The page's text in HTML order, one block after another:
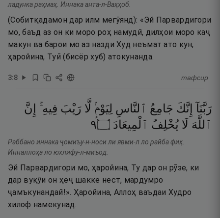
ладунка раҳмаҳ. Иннака анта-л-Ваҳҳоб.
(Собитқадамон дар илм мегӯянд): «Эй Парвардигори
мо, баъд аз он ки моро роҳ намудӣ, дилҳои моро каҷ
макун ва барои мо аз назди Худ неъмат ато кун,
ҳаройина, Туӣ (бисёр хуб) атокунанда.
3:8 тафсир
رَبَّنَآ إِنَّكَ جَامِعُ ٱلنَّاسِ لِيَوْمٍۢ لَّا رَيْبَ فِيهِ ۚ
إِنَّ
ٱللَّهَ لَا يُخْلِفُ ٱلْمِيعَادَ ۝٩
Раббано иннака ҷомиъу-н-носи ли явми-л ло райба фиҳ.
Инналлоҳа ло юхлифу-л-миъод.
Эй Парвардигори мо, ҳаройина, Ту дар он рӯзе, ки
дар вуқӯи он ҳеҷ шакке нест, мардумро
ҷамъкунандаӣ!». Ҳаройина, Аллоҳ ваъдаи Худро
хилоф намекунад.